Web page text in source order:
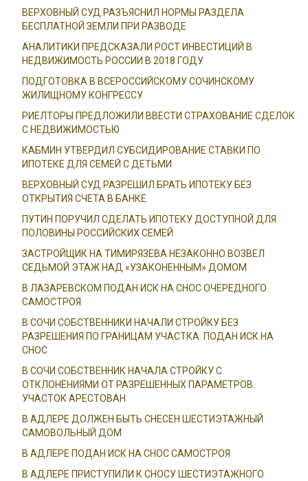
ВЕРХОВНЫЙ СУД РАЗЪЯСНИЛ НОРМЫ РАЗДЕЛА
БЕСПЛАТНОЙ ЗЕМЛИ ПРИ РАЗВОДЕ
АНАЛИТИКИ ПРЕДСКАЗАЛИ РОСТ ИНВЕСТИЦИЙ В
НЕДВИЖИМОСТЬ РОССИИ В 2018 ГОДУ
ПОДГОТОВКА В ВСЕРОССИЙСКОМУ СОЧИНСКОМУ
ЖИЛИЩНОМУ КОНГРЕССУ
РИЕЛТОРЫ ПРЕДЛОЖИЛИ ВВЕСТИ СТРАХОВАНИЕ СДЕЛОК
С НЕДВИЖИМОСТЬЮ
КАБМИН УТВЕРДИЛ СУБСИДИРОВАНИЕ СТАВКИ ПО
ИПОТЕКЕ ДЛЯ СЕМЕЙ С ДЕТЬМИ
ВЕРХОВНЫЙ СУД РАЗРЕШИЛ БРАТЬ ИПОТЕКУ БЕЗ
ОТКРЫТИЯ СЧЕТА В БАНКЕ
ПУТИН ПОРУЧИЛ СДЕЛАТЬ ИПОТЕКУ ДОСТУПНОЙ ДЛЯ
ПОЛОВИНЫ РОССИЙСКИХ СЕМЕЙ
ЗАСТРОЙЩИК НА ТИМИРЯЗЕВА НЕЗАКОННО ВОЗВЕЛ
СЕДЬМОЙ ЭТАЖ НАД «УЗАКОНЕННЫМ» ДОМОМ
В ЛАЗАРЕВСКОМ ПОДАН ИСК НА СНОС ОЧЕРЕДНОГО
САМОСТРОЯ
В СОЧИ СОБСТВЕННИКИ НАЧАЛИ СТРОЙКУ БЕЗ
РАЗРЕШЕНИЯ ПО ГРАНИЦАМ УЧАСТКА. ПОДАН ИСК НА
СНОС
В СОЧИ СОБСТВЕННИК НАЧАЛА СТРОЙКУ С
ОТКЛОНЕНИЯМИ ОТ РАЗРЕШЕННЫХ ПАРАМЕТРОВ.
УЧАСТОК АРЕСТОВАН
В АДЛЕРЕ ДОЛЖЕН БЫТЬ СНЕСЕН ШЕСТИЭТАЖНЫЙ
САМОВОЛЬНЫЙ ДОМ
В АДЛЕРЕ ПОДАН ИСК НА СНОС САМОСТРОЯ
В АДЛЕРЕ ПРИСТУПИЛИ К СНОСУ ШЕСТИЭТАЖНОГО